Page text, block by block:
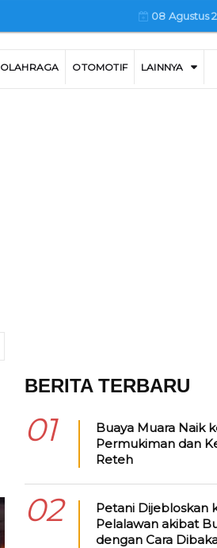
08 Agustus
OLAHRAGA OTOMOTIF LAINNYA
BERITA TERBARU
01
Buaya Muara Naik
Permukiman dan
Reteh
02
Petani Dijebloskan
Pelalawan akibat
dengan Cara